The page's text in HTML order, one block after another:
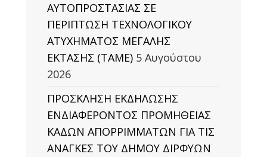
ΑΥΤΟΠΡΟΣΤΑΣΙΑΣ ΣΕ
ΠΕΡΙΠΤΩΣΗ ΤΕΧΝΟΛΟΓΙΚΟΥ
ΑΤΥΧΗΜΑΤΟΣ ΜΕΓΑΛΗΣ
ΕΚΤΑΣΗΣ (TAΜΕ) 5 Αυγούστου
2026
ΠΡΟΣΚΛΗΣΗ ΕΚΔΗΛΩΣΗΣ
ΕΝΔΙΑΦΕΡΟΝΤΟΣ ΠΡΟΜΗΘΕΙΑΣ
ΚΑΔΩΝ ΑΠΟΡΡΙΜΜΑΤΩΝ ΓΙΑ ΤΙΣ
ΑΝΑΓΚΕΣ ΤΟΥ ΔΗΜΟΥ ΔΙΡΦΥΩΝ